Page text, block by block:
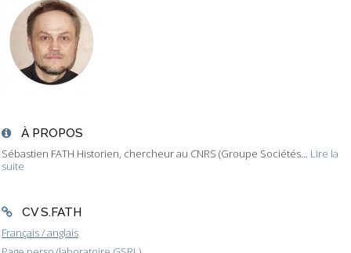
À PROPOS
Sébastien FATH Historien, chercheur au CNRS (Groupe Sociétés... Lire la
suite
CV S.FATH
Français / anglais